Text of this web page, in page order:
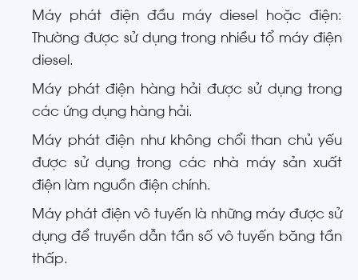
Máy phát điện đầu máy diesel hoặc điện:
Thường được sử dụng trong nhiều tổ máy điện
diesel.
Máy phát điện hàng hải được sử dụng trong
các ứng dụng hàng hải.
Máy phát điện như không chổi than chủ yếu
được sử dụng trong các nhà máy sản xuất
điện làm nguồn điện chính.
Máy phát điện vô tuyến là những máy được sử
dụng để truyền dẫn tần số vô tuyến băng tần
thấp.